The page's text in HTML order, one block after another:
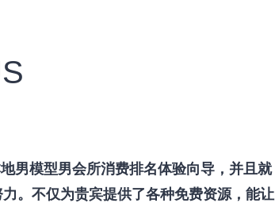
男模型男会所消费排名体验向导，并且就
。不仅为贵宾提供了各种免费资源，能让